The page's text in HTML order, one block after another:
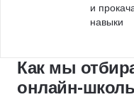
и
навыки
Как мы
онлайн-